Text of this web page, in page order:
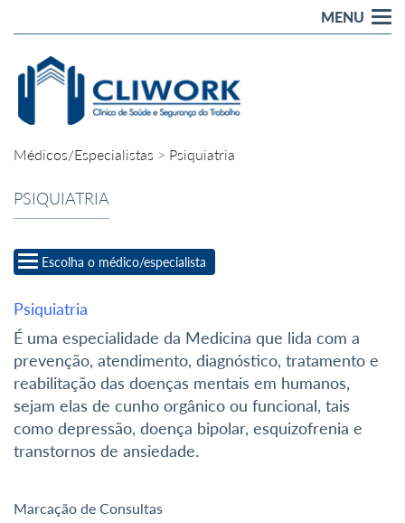
MENU
Médicos/Especialistas > Psiquiatria
PSIQUIATRIA
Toggle
navigation
Escolha o médico/especialista
Psiquiatria
É uma especialidade da Medicina que lida com a
prevenção, atendimento, diagnóstico, tratamento e
reabilitação das doenças mentais em humanos,
sejam elas de cunho orgânico ou funcional, tais
como depressão, doença bipolar, esquizofrenia e
transtornos de ansiedade.
Marcação de Consultas